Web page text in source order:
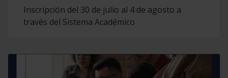
Inscripción del 30 de julio al 4 de agosto a
través del Sistema Académico